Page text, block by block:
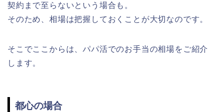
契約まで至らないという場合も。
そのため、相場は把握しておくことが大切なのです。
そこでここからは、パパ活でのお手当の相場をご紹介
します。
都心の場合